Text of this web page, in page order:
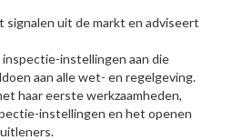
uit de markt en adviseert
instellingen aan die
aan alle wet- en regelgeving.
haar eerste werkzaamheden,
instellingen en het openen